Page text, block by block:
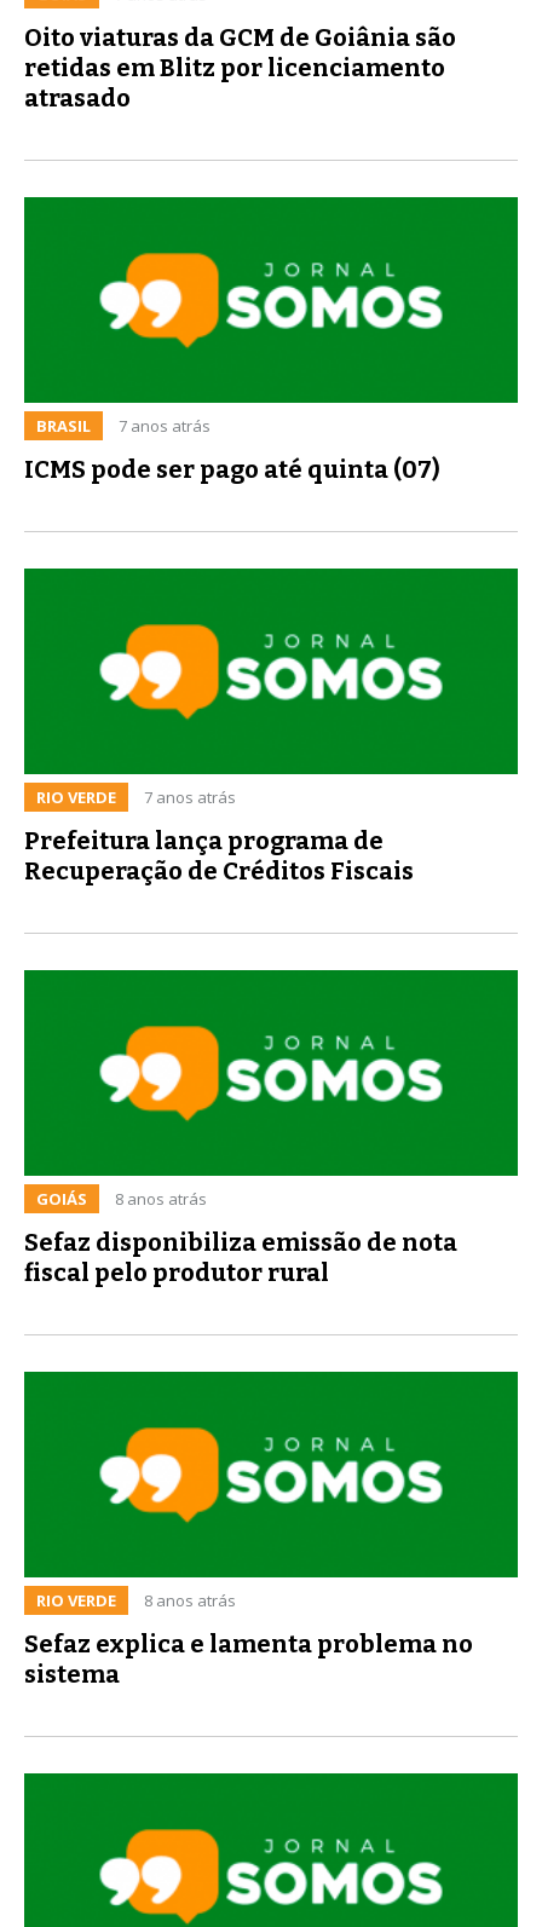
Oito viaturas da GCM de Goiânia são
retidas em Blitz por licenciamento
atrasado
BRASIL 7 anos atrás
ICMS pode ser pago até quinta (07)
RIO VERDE 7 anos atrás
Prefeitura lança programa de
Recuperação de Créditos Fiscais
GOIÁS 8 anos atrás
Sefaz disponibiliza emissão de nota
fiscal pelo produtor rural
RIO VERDE 8 anos atrás
Sefaz explica e lamenta problema no
sistema